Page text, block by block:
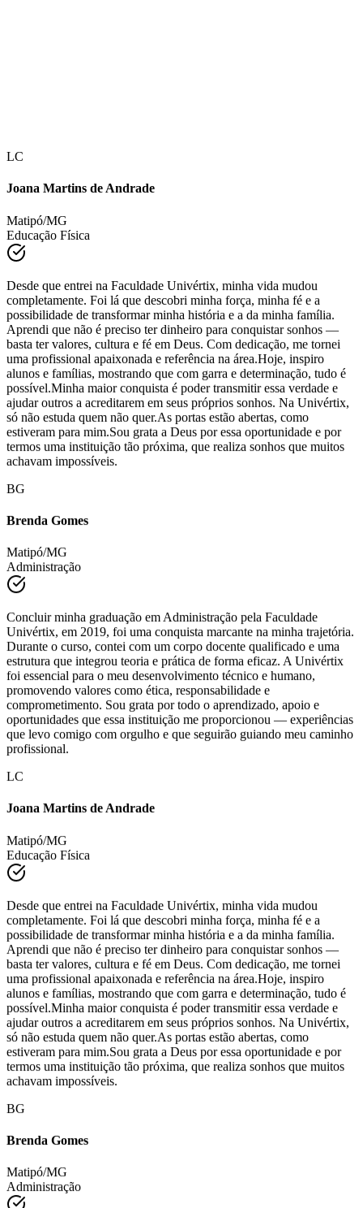
Matipó/MG
Educação Física
Desde que entrei na Faculdade Univértix, minha vida mudou
completamente. Foi lá que descobri minha força, minha fé e a
possibilidade de transformar minha história e a da minha família.
Aprendi que não é preciso ter dinheiro para conquistar sonhos —
basta ter valores, cultura e fé em Deus. Com dedicação, me tornei
uma profissional apaixonada e referência na área.Hoje, inspiro
alunos e famílias, mostrando que com garra e determinação, tudo é
possível.Minha maior conquista é poder transmitir essa verdade e
ajudar outros a acreditarem em seus próprios sonhos. Na Univértix,
só não estuda quem não quer.As portas estão abertas, como
estiveram para mim.Sou grata a Deus por essa oportunidade e por
termos uma instituição tão próxima, que realiza sonhos que muitos
Matipó/MG
Administração
Concluir minha graduação em Administração pela Faculdade
Univértix, em 2019, foi uma conquista marcante na minha trajetória.
Durante o curso, contei com um corpo docente qualificado e uma
estrutura que integrou teoria e prática de forma eficaz. A Univértix
foi essencial para o meu desenvolvimento técnico e humano,
promovendo valores como ética, responsabilidade e
comprometimento. Sou grata por todo o aprendizado, apoio e
oportunidades que essa instituição me proporcionou — experiências
que levo comigo com orgulho e que seguirão guiando meu caminho
Matipó/MG
Educação Física
Desde que entrei na Faculdade Univértix, minha vida mudou
completamente. Foi lá que descobri minha força, minha fé e a
possibilidade de transformar minha história e a da minha família.
Aprendi que não é preciso ter dinheiro para conquistar sonhos —
basta ter valores, cultura e fé em Deus. Com dedicação, me tornei
uma profissional apaixonada e referência na área.Hoje, inspiro
alunos e famílias, mostrando que com garra e determinação, tudo é
possível.Minha maior conquista é poder transmitir essa verdade e
ajudar outros a acreditarem em seus próprios sonhos. Na Univértix,
só não estuda quem não quer.As portas estão abertas, como
estiveram para mim.Sou grata a Deus por essa oportunidade e por
termos uma instituição tão próxima, que realiza sonhos que muitos
Matipó/MG
Administração